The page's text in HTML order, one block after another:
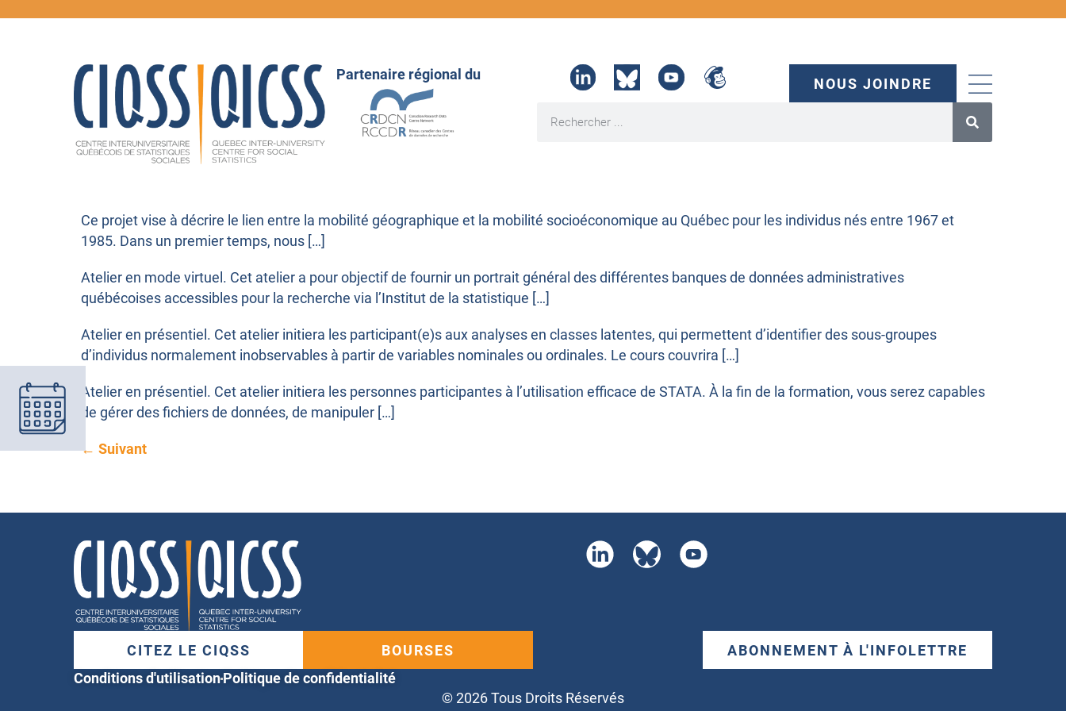
Partenaire régional du
NOUS JOINDRE
Ce projet vise à décrire le lien entre la mobilité géographique et la mobilité socioéconomique au Québec pour les individus nés entre 1967 et
1985. Dans un premier temps, nous […]
Atelier en mode virtuel. Cet atelier a pour objectif de fournir un portrait général des différentes banques de données administratives
québécoises accessibles pour la recherche via l’Institut de la statistique […]
Atelier en présentiel. Cet atelier initiera les participant(e)s aux analyses en classes latentes, qui permettent d’identifier des sous-groupes
d’individus normalement inobservables à partir de variables nominales ou ordinales. Le cours couvrira […]
Atelier en présentiel. Cet atelier initiera les personnes participantes à l’utilisation efficace de STATA. À la fin de la formation, vous serez capables
de gérer des fichiers de données, de manipuler […]
← Suivant
CITEZ LE CIQSS BOURSES
ABONNEMENT À L'INFOLETTRE
Conditions d'utilisationPolitique de confidentialité
© 2026 Tous Droits Réservés